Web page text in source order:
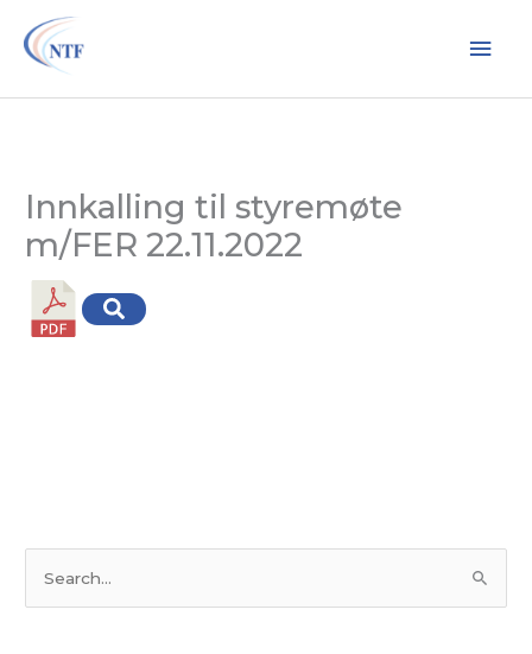
rett
innholdet
Innkalling til styremøte
m/FER 22.11.2022
ø